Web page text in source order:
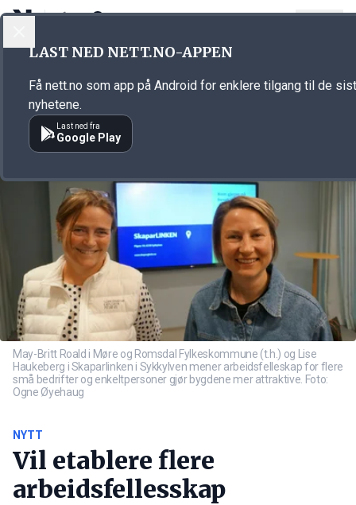
Annonsørinnhold
May-Britt Roald i Møre og Romsdal Fylkeskommune (t.h.) og Lise
Haukeberg i Skaparlinken i Sykkylven mener arbeidsfelleskap for flere
små bedrifter og enkeltpersoner gjør bygdene mer attraktive. Foto:
Ogne Øyehaug
NYTT
Vil etablere flere
arbeidsfellesskap
LAST NED NETT.NO-APPEN
Få nett.no som app på Android for enklere tilgang til de
nyhetene.
Last ned fra
Google Play